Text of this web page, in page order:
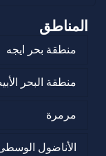
المناطق
منطقة بحر ايجه
منطقة البحر
مرمرة
الأناضول